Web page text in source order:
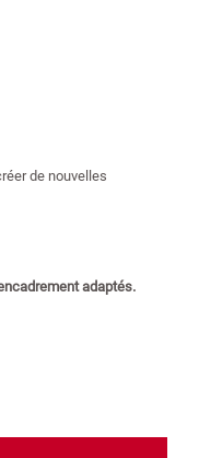
de nouvelles
adaptés.